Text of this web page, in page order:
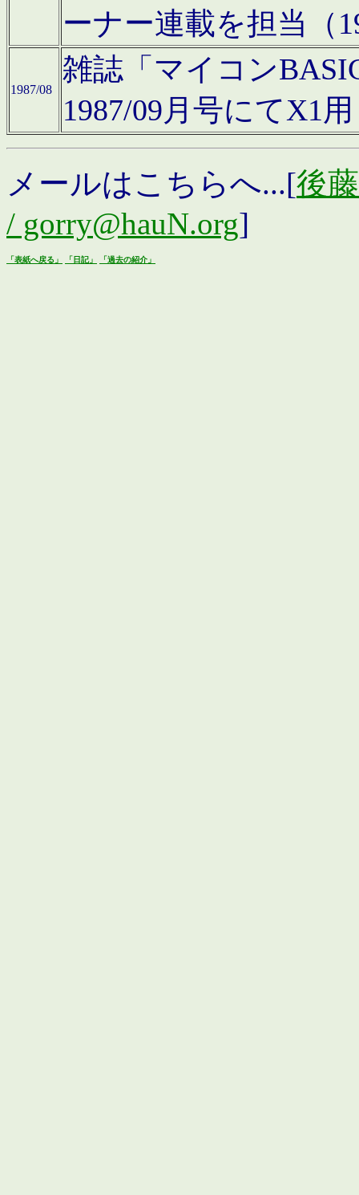
ーナー連載を担当（
1987/08
雑誌「マイコン
1987/09月号にてX1
メールはこちらへ...[後
/ gorry@hauN.org]
「表紙へ戻る」 「日記」 「過去の紹介」